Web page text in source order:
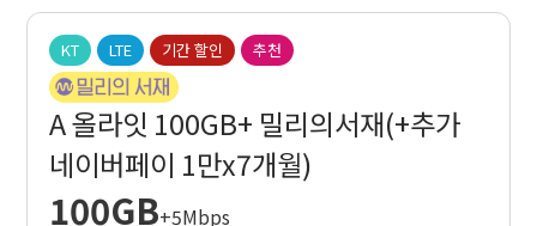
KT LTE 기간 할인 추천
A 올라잇 100GB+ 밀리의서재(+추가
네이버페이 1만x7개월)
100GB+5Mbps